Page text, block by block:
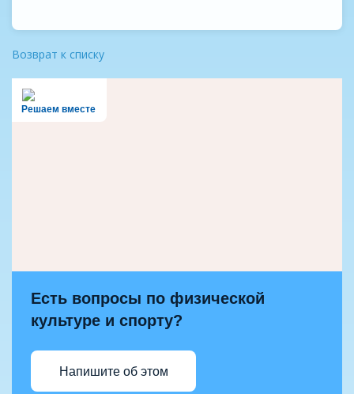
Возврат к списку
Решаем вместе
Есть вопросы по физической
культуре и спорту?
Напишите об этом